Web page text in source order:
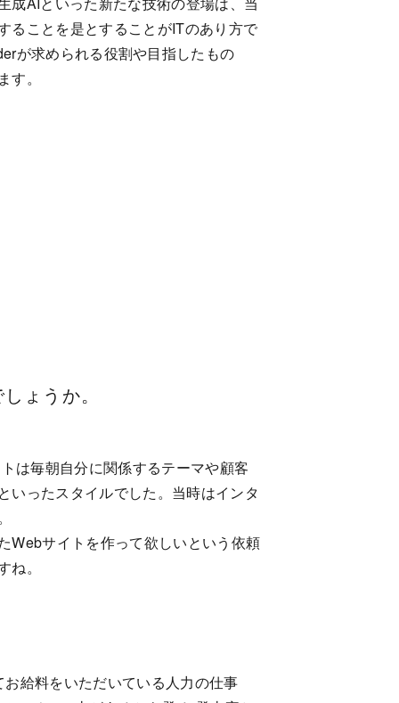
ることを是とすることがITのあり方で
が求められる役割や目指したもの
。
ょうか。
は毎朝自分に関係するテーマや顧客
いったスタイルでした。当時はインタ
Webサイトを作って欲しいという依頼
。
給料をいただいている人力の仕事